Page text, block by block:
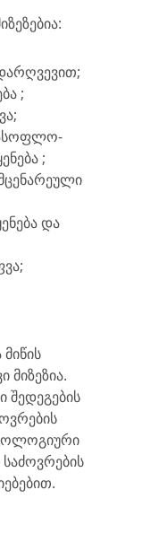
;
;
და
მიზეზია.
შედეგების